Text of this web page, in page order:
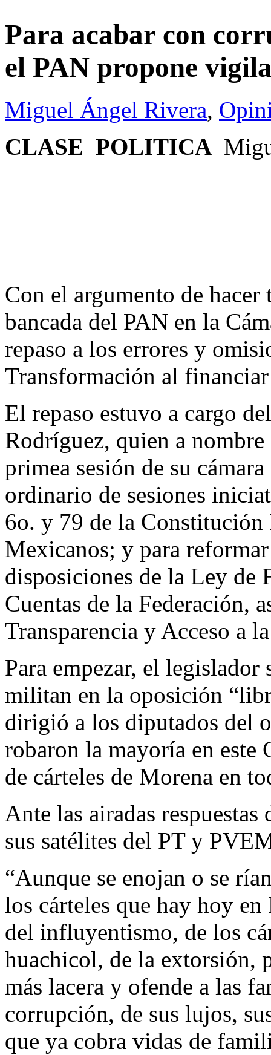
Para acabar con
el PAN propone
Miguel Ángel Rivera,
CLASE POLITICA
Con el argumento de
bancada del PAN en la
repaso a los errores y
Transformación al
El repaso estuvo a cargo
Rodríguez, quien a nombre
primea sesión de su
ordinario de sesiones
6o. y 79 de la
Mexicanos; y para
disposiciones de la Ley de
Cuentas de la Federación,
Transparencia y Acceso a
Para empezar, el
militan en la oposición
dirigió a los diputados del
robaron la mayoría en este
de cárteles de Morena en
Ante las airadas
sus satélites del PT y
“Aunque se enojan o se
los cárteles que hay hoy
del influyentismo, de los
huachicol, de la extorsión,
más lacera y ofende a las
corrupción, de sus lujos,
que ya cobra vidas de